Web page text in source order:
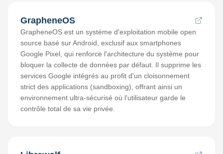
GrapheneOS
GrapheneOS est un système d'exploitation mobile open
source basé sur Android, exclusif aux smartphones
Google Pixel, qui renforce l'architecture du système pour
bloquer la collecte de données par défaut. Il supprime les
services Google intégrés au profit d'un cloisonnement
strict des applications (sandboxing), offrant ainsi un
environnement ultra-sécurisé où l'utilisateur garde le
contrôle total de sa vie privée.